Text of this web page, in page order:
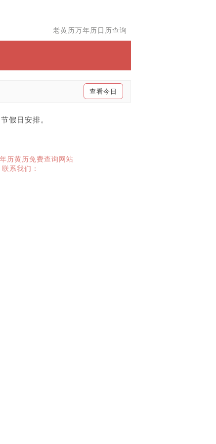
老黄历万年历日历查询
查看今日
假日安排。
历黄历免费查询网站
联系我们：